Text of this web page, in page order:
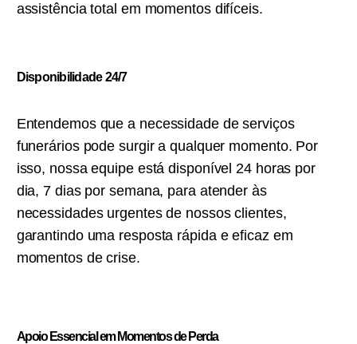
assistência total em momentos difíceis.
Disponibilidade 24/7
Entendemos que a necessidade de serviços
funerários pode surgir a qualquer momento. Por
isso, nossa equipe está disponível 24 horas por
dia, 7 dias por semana, para atender às
necessidades urgentes de nossos clientes,
garantindo uma resposta rápida e eficaz em
momentos de crise.
Apoio Essencial em Momentos de Perda